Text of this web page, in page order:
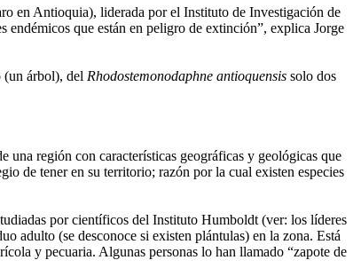
en Antioquia), liderada por el Instituto de Investigación de
endémicos que están en peligro de extinción”, explica Jorge
(un árbol), del Rhodostemonodaphne antioquensis solo dos
región con características geográficas y geológicas que
de tener en su territorio; razón por la cual existen especies
por científicos del Instituto Humboldt (ver: los líderes
adulto (se desconoce si existen plántulas) en la zona. Está
y pecuaria. Algunas personas lo han llamado “zapote de